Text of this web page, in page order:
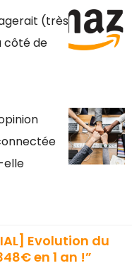
(très
côté de
elle
Evolution du
en 1 an !”